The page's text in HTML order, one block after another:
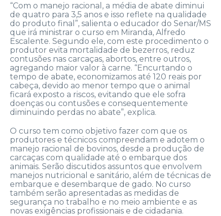
“Com o manejo racional, a média de abate diminui
de quatro para 3,5 anos e isso reflete na qualidade
do produto final”, salienta o educador do Senar/MS
que irá ministrar o curso em Miranda, Alfredo
Escalente. Segundo ele, com este procedimento o
produtor evita mortalidade de bezerros, reduz
contusões nas carcaças, abortos, entre outros,
agregando maior valor à carne. “Encurtando o
tempo de abate, economizamos até 120 reais por
cabeça, devido ao menor tempo que o animal
ficará exposto a riscos, evitando que ele sofra
doenças ou contusões e consequentemente
diminuindo perdas no abate”, explica.
O curso tem como objetivo fazer com que os
produtores e técnicos compreendam e adotem o
manejo racional de bovinos, desde a produção de
carcaças com qualidade até o embarque dos
animais. Serão discutidos assuntos que envolvem
manejos nutricional e sanitário, além de técnicas de
embarque e desembarque de gado. No curso
também serão apresentadas as medidas de
segurança no trabalho e no meio ambiente e as
novas exigências profissionais e de cidadania.